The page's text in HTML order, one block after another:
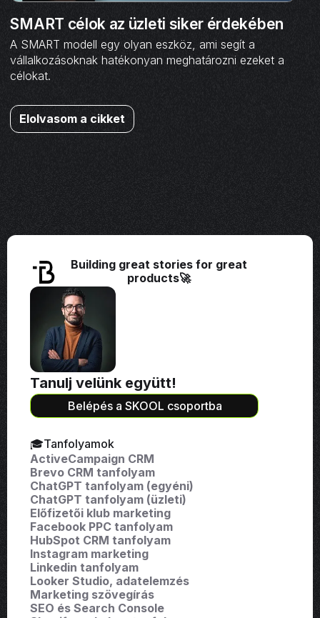
SMART célok az üzleti siker érdekében
A SMART modell egy olyan eszköz, ami segít a
vállalkozásoknak hatékonyan meghatározni ezeket a
célokat.
Elolvasom a cikket
Building great stories for great
products🚀
Tanulj velünk együtt!
Belépés a SKOOL csoportba
🎓Tanfolyamok
ActiveCampaign CRM
Brevo CRM tanfolyam
ChatGPT tanfolyam (egyéni)
ChatGPT tanfolyam (üzleti)
Előfizetői klub marketing
Facebook PPC tanfolyam
HubSpot CRM tanfolyam
Instagram marketing
Linkedin tanfolyam
Looker Studio, adatelemzés
Marketing szövegírás
SEO és Search Console